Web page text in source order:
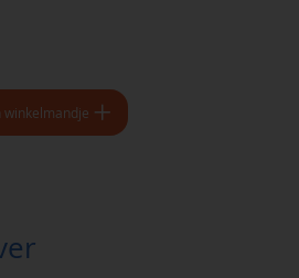
winkelmandje